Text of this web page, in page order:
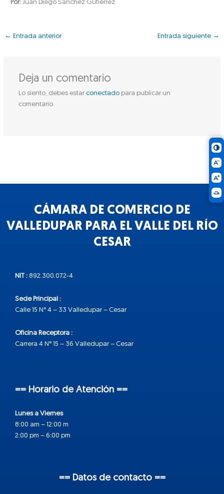
Por: Juan Diego Sánchez Gutiérrez
← Entrada anterior Entrada siguiente →
Deja un comentario
Lo siento, debes estar conectadopara publicar un
comentario.
CÁMARA DE COMERCIO DE
VALLEDUPAR PARA EL VALLE DEL RÍO
CESAR
NIT : 892.300.072-4
Sede Principal :
Calle 15 N° 4 – 33 Valledupar – Cesar
Oficina Receptora :
Carrera 4 N° 15 – 36 Valledupar – Cesar
== Horario de Atención ==
Lunes a Viernes
8:00 am – 12:00 m
2:00 pm – 6:00 pm
== Datos de contacto ==